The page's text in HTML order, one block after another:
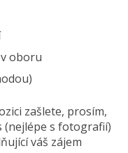
oboru
zašlete, prosím,
s fotografií)
váš zájem